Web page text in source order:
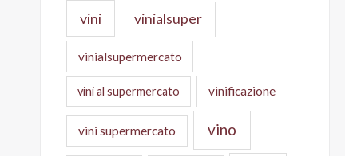
vini vinialsuper
vinialsupermercato
vini al supermercato vinificazione
vini supermercato vino